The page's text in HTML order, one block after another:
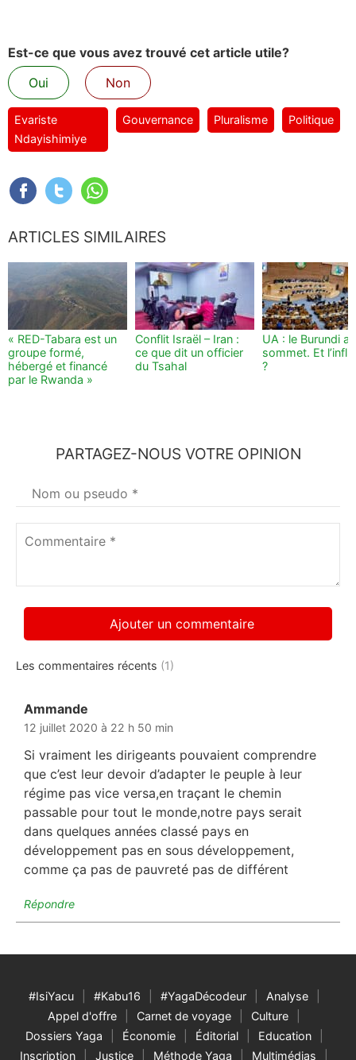
Est-ce que vous avez trouvé cet article utile?
Oui
Non
Evariste
Ndayishimiye
Gouvernance Pluralisme Politique
ARTICLES SIMILAIRES
« RED-Tabara est un
groupe formé,
hébergé et financé
par le Rwanda »
Conflit Israël – Iran :
ce que dit un officier
du Tsahal
UA : le Burundi au
sommet. Et
?
PARTAGEZ-NOUS VOTRE OPINION
Votre
nom*
Les commentaires récents (1)
Ammande
12 juillet 2020 à 22 h 50 min
Si vraiment les dirigeants pouvaient comprendre
que c’est leur devoir d’adapter le peuple à leur
régime pas vice versa,en traçant le chemin
passable pour tout le monde,notre pays serait
dans quelques années classé pays en
développement pas en sous développement,
comme ça pas de pauvreté pas de différent
Répondre
#IsiYacu #Kabu16 #YagaDécodeur
Analyse
Appel d'offre
Carnet de voyage
Culture
Dossiers Yaga
Économie Éditorial
Education
Inscription
Justice Méthode Yaga Multimédias